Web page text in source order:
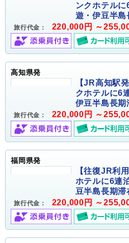
ンクホテル
遊・伊豆半島
旅行代金： 220,000円 ～
高知県発
【JR高知駅
クホテルに6
伊豆半島長期
旅行代金： 220,000円 ～
福岡県発
【往復JR利
ホテルに6連
豆半島長期滞
旅行代金： 220,000円 ～